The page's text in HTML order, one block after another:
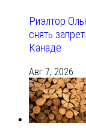
Риэлтор
снять
Канаде
Авг 7, 2026